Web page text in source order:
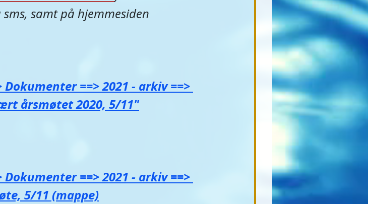
samt på hjemmesiden
==> 2021 - arkiv ==>
årsmøtet 2020, 5/11"
==> 2021 - arkiv ==>
5/11 (mappe)